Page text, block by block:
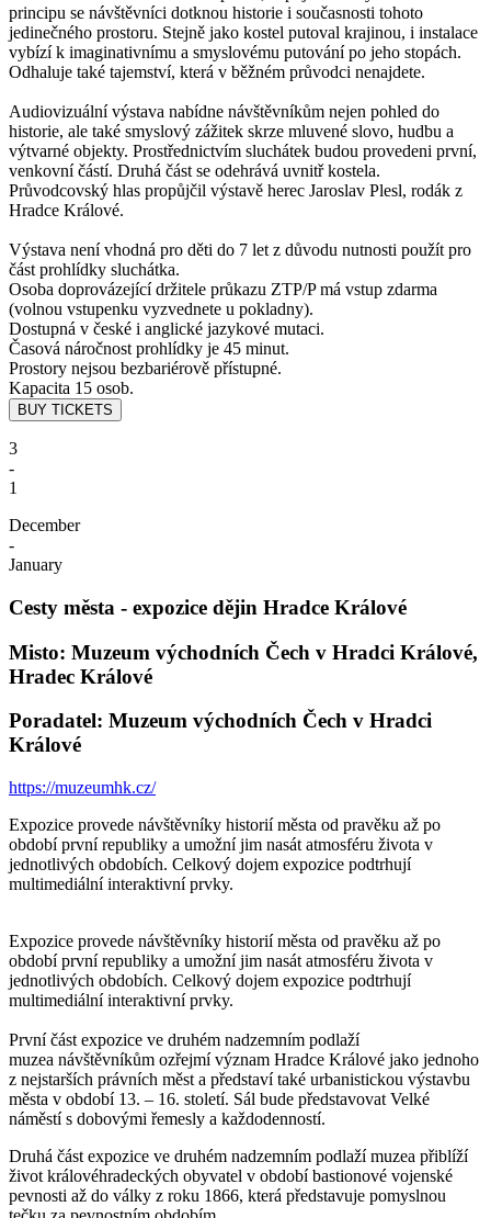
principu se návštěvníci dotknou historie i současnosti tohoto
jedinečného prostoru. Stejně jako kostel putoval krajinou, i instalace
vybízí k imaginativnímu a smyslovému putování po jeho stopách.
Odhaluje také tajemství, která v běžném průvodci nenajdete.
Audiovizuální výstava nabídne návštěvníkům nejen pohled do
historie, ale také smyslový zážitek skrze mluvené slovo, hudbu a
výtvarné objekty. Prostřednictvím sluchátek budou provedeni první,
venkovní částí. Druhá část se odehrává uvnitř kostela.
Průvodcovský hlas propůjčil výstavě herec Jaroslav Plesl, rodák z
Hradce Králové.
Výstava není vhodná pro děti do 7 let z důvodu nutnosti použít pro
část prohlídky sluchátka.
Osoba doprovázející držitele průkazu ZTP/P má vstup zdarma
(volnou vstupenku vyzvednete u pokladny).
Dostupná v české i anglické jazykové mutaci.
Časová náročnost prohlídky je 45 minut.
Prostory nejsou bezbariérově přístupné.
Kapacita 15 osob.
3
-
1
December
-
January
Cesty města - expozice dějin Hradce Králové
Misto: Muzeum východních Čech v Hradci Králové,
Hradec Králové
Poradatel: Muzeum východních Čech v Hradci
Králové
https://muzeumhk.cz/
Expozice provede návštěvníky historií města od pravěku až po
období první republiky a umožní jim nasát atmosféru života v
jednotlivých obdobích. Celkový dojem expozice podtrhují
multimediální interaktivní prvky.
Expozice provede návštěvníky historií města od pravěku až po
období první republiky a umožní jim nasát atmosféru života v
jednotlivých obdobích. Celkový dojem expozice podtrhují
multimediální interaktivní prvky.
První část expozice ve druhém nadzemním podlaží
muzea návštěvníkům ozřejmí význam Hradce Králové jako jednoho
z nejstarších právních měst a představí také urbanistickou výstavbu
města v období 13. – 16. století. Sál bude představovat Velké
náměstí s dobovými řemesly a každodenností.
Druhá část expozice ve druhém nadzemním podlaží muzea přiblíží
život královéhradeckých obyvatel v období bastionové vojenské
pevnosti až do války z roku 1866, která představuje pomyslnou